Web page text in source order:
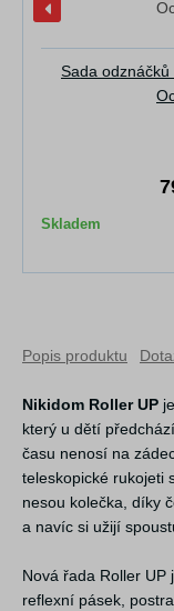
Sada
Skladem
Popis produktu
Nikidom Roller UP
který u dětí
času nenosí na
teleskopické rukojeti
nesou kolečka, díky
a navíc si užijí
Nová řada Roller UP
reflexní pásek,